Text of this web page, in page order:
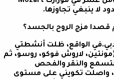
الواقع، ظلت أنشطتي
لاروش فوكو، روسو، ثم
والنقر والفحص
واصلت تكويني على مستوى